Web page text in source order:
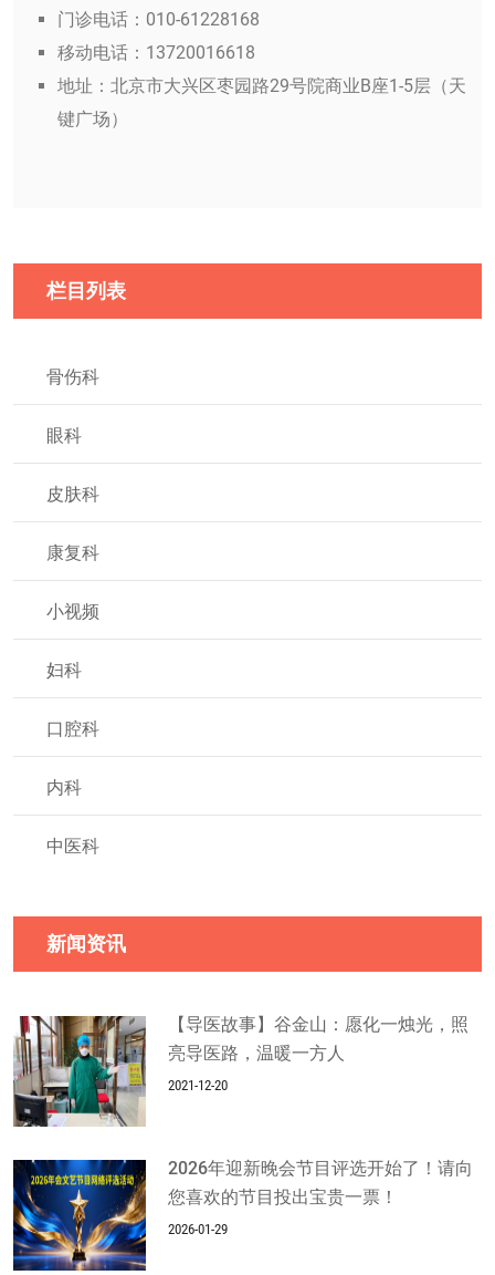
门诊电话：010-61228168
移动电话：13720016618
地址：北京市大兴区枣园路29号院商业B座1-5层（天
键广场）
栏目列表
骨伤科
眼科
皮肤科
康复科
小视频
妇科
口腔科
内科
中医科
新闻资讯
【导医故事】谷金山：愿化一烛光，照
亮导医路，温暖一方人
2021-12-20
2026年迎新晚会节目评选开始了！请向
您喜欢的节目投出宝贵一票！
2026-01-29